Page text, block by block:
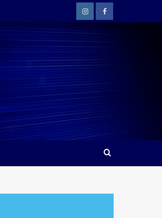
InstagramFacebook